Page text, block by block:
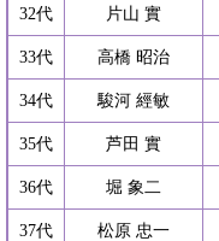
32代 片山 實
33代 高橋 昭治
34代 駿河 經敏
35代 芦田 實
36代 堀 象二
37代 松原 忠一